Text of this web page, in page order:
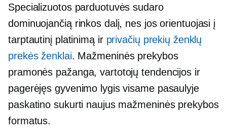
Specializuotos parduotuvės sudaro
dominuojančią rinkos dalį, nes jos orientuojasi į
tarptautinį platinimą ir privačių prekių ženklų
prekės ženklai. Mažmeninės prekybos
pramonės pažanga, vartotojų tendencijos ir
pagerėjęs gyvenimo lygis visame pasaulyje
paskatino sukurti naujus mažmeninės prekybos
formatus.